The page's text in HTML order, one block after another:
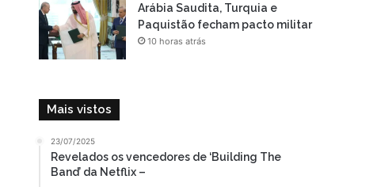
Arábia Saudita, Turquia e
Paquistão fecham pacto militar
10 horas atrás
Mais vistos
23/07/2025
Revelados os vencedores de ‘Building The
Band’ da Netflix –